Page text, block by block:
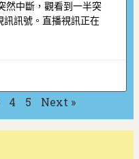
然中斷，觀看到一半突
訊訊號。直播視訊正在
4 5 Next »